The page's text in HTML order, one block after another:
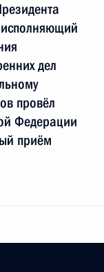
дел
провёл
Федерации
приём